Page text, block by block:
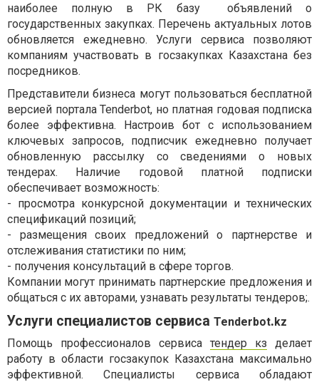
наиболее полную в РК базу объявлений о
государственных закупках. Перечень актуальных лотов
обновляется ежедневно. Услуги сервиса позволяют
компаниям участвовать в госзакупках Казахстана без
посредников.
Представители бизнеса могут пользоваться бесплатной
версией портала Tenderbot, но платная годовая подписка
более эффективна. Настроив бот с использованием
ключевых запросов, подписчик ежедневно получает
обновленную рассылку со сведениями о новых
тендерах. Наличие годовой платной подписки
обеспечивает возможность:
- просмотра конкурсной документации и технических
спецификаций позиций;
- размещения своих предложений о партнерстве и
отслеживания статистики по ним;
- получения консультаций в сфере торгов.
Компании могут принимать партнерские предложения и
общаться с их авторами, узнавать результаты тендеров;.
Услуги специалистов сервиса Tenderbot.kz
Помощь профессионалов сервиса тендер кз делает
работу в области госзакупок Казахстана максимально
эффективной. Специалисты сервиса обладают